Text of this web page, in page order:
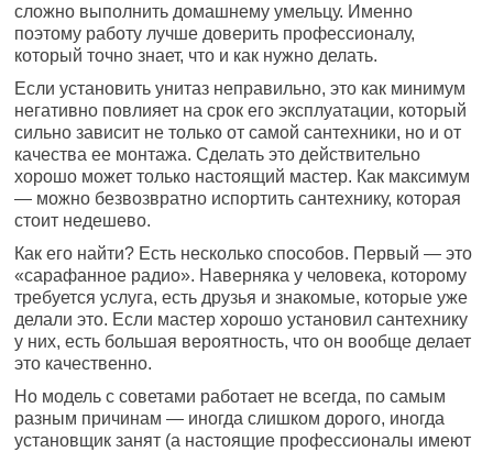
сложно выполнить домашнему умельцу. Именно
поэтому работу лучше доверить профессионалу,
который точно знает, что и как нужно делать.
Если установить унитаз неправильно, это как минимум
негативно повлияет на срок его эксплуатации, который
сильно зависит не только от самой сантехники, но и от
качества ее монтажа. Сделать это действительно
хорошо может только настоящий мастер. Как максимум
— можно безвозвратно испортить сантехнику, которая
стоит недешево.
Как его найти? Есть несколько способов. Первый — это
«сарафанное радио». Наверняка у человека, которому
требуется услуга, есть друзья и знакомые, которые уже
делали это. Если мастер хорошо установил сантехнику
у них, есть большая вероятность, что он вообще делает
это качественно.
Но модель с советами работает не всегда, по самым
разным причинам — иногда слишком дорого, иногда
установщик занят (а настоящие профессионалы имеют